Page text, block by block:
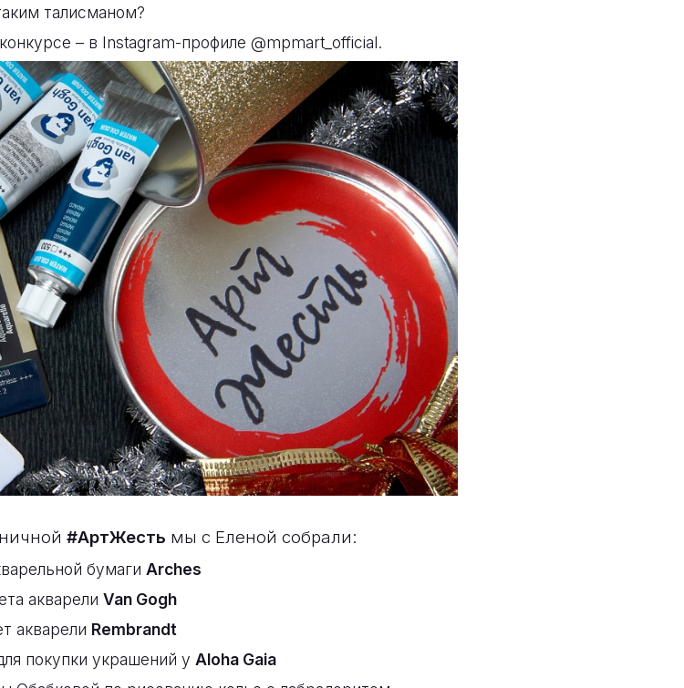
талисманом?
– в Instagram-профиле @mpmart_official.
#АртЖесть мы с Еленой собрали:
бумаги Arches
акварели Van Gogh
акварели Rembrandt
покупки украшений у Aloha Gaia